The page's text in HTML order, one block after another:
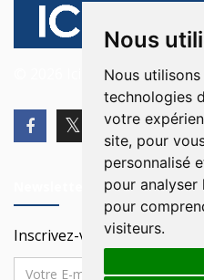
Nous
Nous
technologies
votre
site, pour
personnalisé
pour
pour
visiteurs.
© 2026 Ici Beyrouth. Tous
Inscrivez-vous à notre